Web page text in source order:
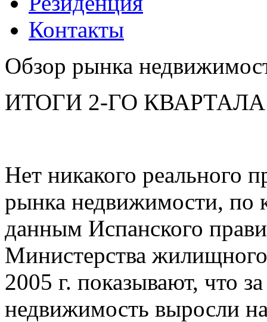
Контакты
Обзор рынка
ИТОГИ 2-ГО КВАРТАЛА
Нет никакого реального
рынка недвижимости, по
данным Испанского
Министерства жилищного
2005 г. показывают, что
недвижимость выросли